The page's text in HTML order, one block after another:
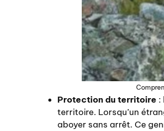
Protection du territoire :
territoire. Lorsqu’un
aboyer sans arrêt. Ce